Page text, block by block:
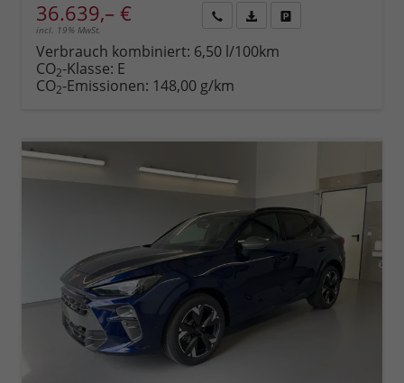
36.639,– €
incl. 19% MwSt.
anfordern
Datei,
Verbrauch kombiniert: 6,50 l/100km
CO2-Klasse: E
CO2-Emissionen: 148,00 g/km